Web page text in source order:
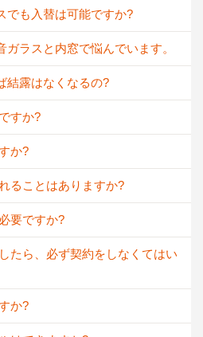
でも入替は可能ですか?
ラスと内窓で悩んでいます。
結露はなくなるの?
すか?
か?
ることはありますか?
要ですか?
たら、必ず契約をしなくてはい
か?